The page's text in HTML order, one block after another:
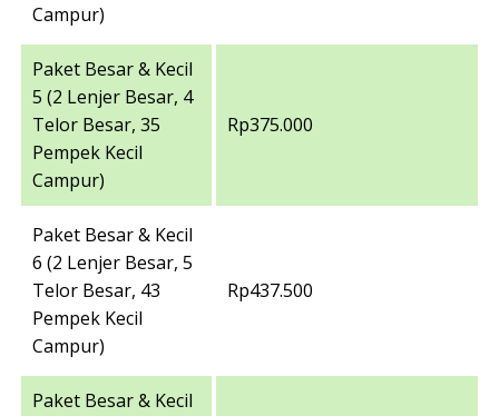
Campur)
Paket Besar & Kecil
5 (2 Lenjer Besar, 4
Telor Besar, 35
Pempek Kecil
Campur)
Rp375.000
Paket Besar & Kecil
6 (2 Lenjer Besar, 5
Telor Besar, 43
Pempek Kecil
Campur)
Rp437.500
Paket Besar & Kecil